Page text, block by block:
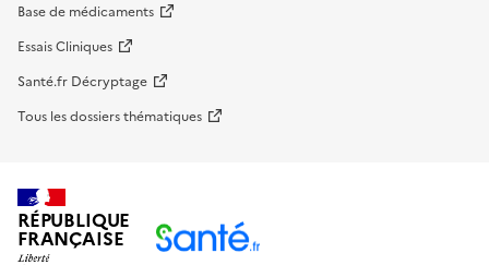
Base de médicaments
Essais Cliniques
Santé.fr Décryptage
Tous les dossiers thématiques
RÉPUBLIQUE
FRANÇAISE